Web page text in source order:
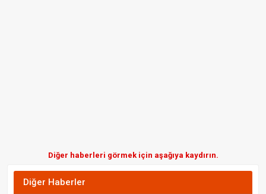
Diğer haberleri görmek için aşağıya kaydırın.
Diğer Haberler